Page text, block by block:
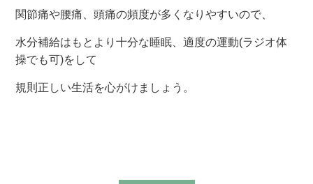
関節痛や腰痛、頭痛の頻度が多くなりやすいので、
水分補給はもとより十分な睡眠、適度の運動(ラジオ体
操でも可)をして
規則正しい生活を心がけましょう。